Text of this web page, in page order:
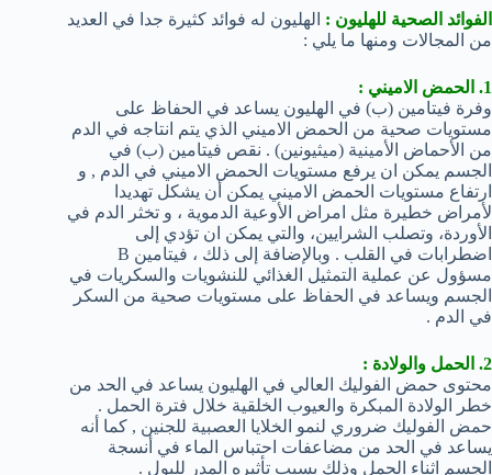
الفوائد الصحية للهليون : الهليون له فوائد كثيرة جدا في العديد
من المجالات ومنها ما يلي :
1. الحمض الاميني :
وفرة فيتامين (ب) في الهليون يساعد في الحفاظ على
مستويات صحية من الحمض الاميني الذي يتم انتاجه في الدم
من الأحماض الأمينية (ميثيونين) . نقص فيتامين (ب) في
الجسم يمكن ان يرفع مستويات الحمض الاميني في الدم , و
ارتفاع مستويات الحمض الاميني يمكن أن يشكل تهديدا
لأمراض خطيرة مثل امراض الأوعية الدموية ، و تخثر الدم في
الأوردة، وتصلب الشرايين، والتي يمكن ان تؤدي إلى
اضطرابات في القلب . وبالإضافة إلى ذلك ، فيتامين B
مسؤول عن عملية التمثيل الغذائي للنشويات والسكريات في
الجسم ويساعد في الحفاظ على مستويات صحية من السكر
في الدم .
2. الحمل والولادة :
محتوى حمض الفوليك العالي في الهليون يساعد في الحد من
خطر الولادة المبكرة والعيوب الخلقية خلال فترة الحمل .
حمض الفوليك ضروري لنمو الخلايا العصبية للجنين , كما أنه
يساعد في الحد من مضاعفات احتباس الماء في أنسجة
الجسم اثناء الحمل وذلك بسبب تأثيره المدر للبول .